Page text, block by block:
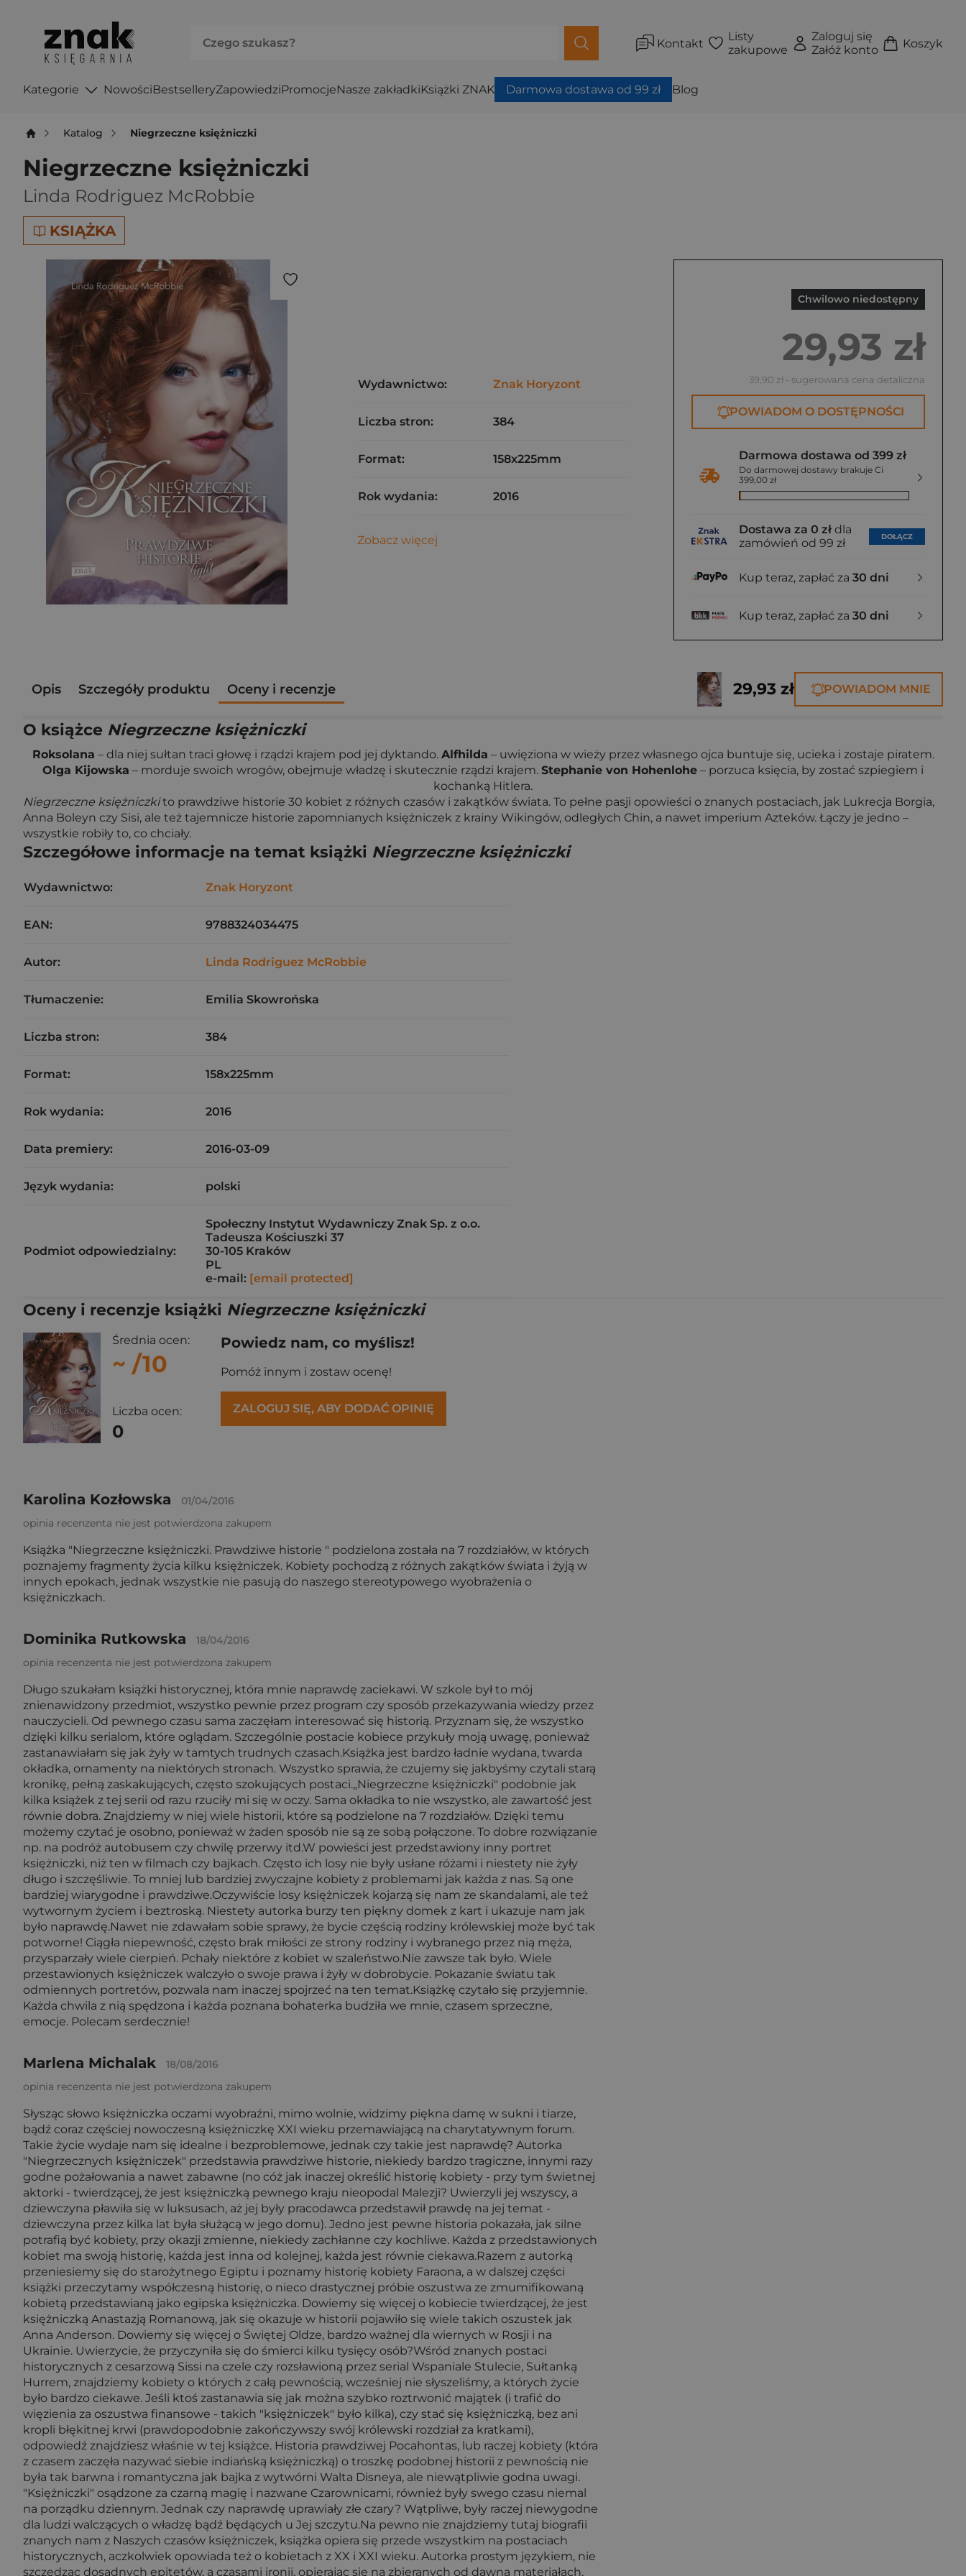
Kontakt
Listy
zakupowe
Zaloguj się
Załóż konto
Koszyk
Kategorie NowościBestselleryZapowiedziPromocjeNasze zakładkiKsiążki ZNAK Darmowa dostawa od 99 zł Blog
Katalog Niegrzeczne księżniczki
Niegrzeczne księżniczki
Linda Rodriguez McRobbie
KSIĄŻKA
Chwilowo niedostępny
29,93 zł
39,90 zł - sugerowana cena detaliczna
POWIADOM O DOSTĘPNOŚCI
Darmowa dostawa od 399 zł
Do darmowej dostawy brakuje Ci
399,00 zł
Dostawa za 0 zł dla
zamówień od 99 zł
DOŁĄCZ
Kup teraz, zapłać za 30 dni
Kup teraz, zapłać za 30 dni
Wydawnictwo: Znak Horyzont
Liczba stron: 384
Format: 158x225mm
Rok wydania: 2016
Zobacz więcej
Opis Szczegóły produktu Oceny i recenzje 29,93 zł POWIADOM MNIE
O książce Niegrzeczne księżniczki
Roksolana – dla niej sułtan traci głowę i rządzi krajem pod jej dyktando. Alfhilda – uwięziona w wieży przez własnego ojca buntuje się, ucieka i zostaje piratem.
Olga Kijowska – morduje swoich wrogów, obejmuje władzę i skutecznie rządzi krajem. Stephanie von Hohenlohe – porzuca księcia, by zostać szpiegiem i
kochanką Hitlera.
Niegrzeczne księżniczkito prawdziwe historie 30 kobiet z różnych czasów i zakątków świata. To pełne pasji opowieści o znanych postaciach, jak Lukrecja Borgia,
Anna Boleyn czy Sisi, ale też tajemnicze historie zapomnianych księżniczek z krainy Wikingów, odległych Chin, a nawet imperium Azteków. Łączy je jedno –
wszystkie robiły to, co chciały.
Szczegółowe informacje na temat książki Niegrzeczne księżniczki
Wydawnictwo: Znak Horyzont
EAN: 9788324034475
Autor: Linda Rodriguez McRobbie
Tłumaczenie: Emilia Skowrońska
Liczba stron: 384
Format: 158x225mm
Rok wydania: 2016
Data premiery: 2016-03-09
Język wydania: polski
Podmiot odpowiedzialny:
Społeczny Instytut Wydawniczy Znak Sp. z o.o.
Tadeusza Kościuszki 37
30-105 Kraków
PL
e-mail: [email protected]
Oceny i recenzje książki Niegrzeczne księżniczki
Średnia ocen:
~ /10
Liczba ocen:
0
Powiedz nam, co myślisz!
Pomóż innym i zostaw ocenę!
ZALOGUJ SIĘ, ABY DODAĆ OPINIĘ
Karolina Kozłowska
01/04/2016
opinia recenzenta nie jest potwierdzona zakupem
Książka "Niegrzeczne księżniczki. Prawdziwe historie " podzielona została na 7 rozdziałów, w których
poznajemy fragmenty życia kilku księżniczek. Kobiety pochodzą z różnych zakątków świata i żyją w
innych epokach, jednak wszystkie nie pasują do naszego stereotypowego wyobrażenia o
księżniczkach.
Dominika Rutkowska
18/04/2016
opinia recenzenta nie jest potwierdzona zakupem
Długo szukałam książki historycznej, która mnie naprawdę zaciekawi. W szkole był to mój
znienawidzony przedmiot, wszystko pewnie przez program czy sposób przekazywania wiedzy przez
nauczycieli. Od pewnego czasu sama zaczęłam interesować się historią. Przyznam się, że wszystko
dzięki kilku serialom, które oglądam. Szczególnie postacie kobiece przykuły moją uwagę, ponieważ
zastanawiałam się jak żyły w tamtych trudnych czasach.Książka jest bardzo ładnie wydana, twarda
okładka, ornamenty na niektórych stronach. Wszystko sprawia, że czujemy się jakbyśmy czytali starą
kronikę, pełną zaskakujących, często szokujących postaci.„Niegrzeczne księżniczki" podobnie jak
kilka książek z tej serii od razu rzuciły mi się w oczy. Sama okładka to nie wszystko, ale zawartość jest
równie dobra. Znajdziemy w niej wiele historii, które są podzielone na 7 rozdziałów. Dzięki temu
możemy czytać je osobno, ponieważ w żaden sposób nie są ze sobą połączone. To dobre rozwiązanie
np. na podróż autobusem czy chwilę przerwy itd.W powieści jest przedstawiony inny portret
księżniczki, niż ten w filmach czy bajkach. Często ich losy nie były usłane różami i niestety nie żyły
długo i szczęśliwie. To mniej lub bardziej zwyczajne kobiety z problemami jak każda z nas. Są one
bardziej wiarygodne i prawdziwe.Oczywiście losy księżniczek kojarzą się nam ze skandalami, ale też
wytwornym życiem i beztroską. Niestety autorka burzy ten piękny domek z kart i ukazuje nam jak
było naprawdę.Nawet nie zdawałam sobie sprawy, że bycie częścią rodziny królewskiej może być tak
potworne! Ciągła niepewność, często brak miłości ze strony rodziny i wybranego przez nią męża,
przysparzały wiele cierpień. Pchały niektóre z kobiet w szaleństwo.Nie zawsze tak było. Wiele
przestawionych księżniczek walczyło o swoje prawa i żyły w dobrobycie. Pokazanie światu tak
odmiennych portretów, pozwala nam inaczej spojrzeć na ten temat.Książkę czytało się przyjemnie.
Każda chwila z nią spędzona i każda poznana bohaterka budziła we mnie, czasem sprzeczne,
emocje. Polecam serdecznie!
Marlena Michalak
18/08/2016
opinia recenzenta nie jest potwierdzona zakupem
Słysząc słowo księżniczka oczami wyobraźni, mimo wolnie, widzimy piękna damę w sukni i tiarze,
bądź coraz częściej nowoczesną księżniczkę XXI wieku przemawiającą na charytatywnym forum.
Takie życie wydaje nam się idealne i bezproblemowe, jednak czy takie jest naprawdę? Autorka
"Niegrzecznych księżniczek" przedstawia prawdziwe historie, niekiedy bardzo tragiczne, innymi razy
godne pożałowania a nawet zabawne (no cóż jak inaczej określić historię kobiety - przy tym świetnej
aktorki - twierdzącej, że jest księżniczką pewnego kraju nieopodal Malezji? Uwierzyli jej wszyscy, a
dziewczyna pławiła się w luksusach, aż jej były pracodawca przedstawił prawdę na jej temat -
dziewczyna przez kilka lat była służącą w jego domu). Jedno jest pewne historia pokazała, jak silne
potrafią być kobiety, przy okazji zmienne, niekiedy zachłanne czy kochliwe. Każda z przedstawionych
kobiet ma swoją historię, każda jest inna od kolejnej, każda jest równie ciekawa.Razem z autorką
przeniesiemy się do starożytnego Egiptu i poznamy historię kobiety Faraona, a w dalszej części
książki przeczytamy współczesną historię, o nieco drastycznej próbie oszustwa ze zmumifikowaną
kobietą przedstawianą jako egipska księżniczka. Dowiemy się więcej o kobiecie twierdzącej, że jest
księżniczką Anastazją Romanową, jak się okazuje w historii pojawiło się wiele takich oszustek jak
Anna Anderson. Dowiemy się więcej o Świętej Oldze, bardzo ważnej dla wiernych w Rosji i na
Ukrainie. Uwierzycie, że przyczyniła się do śmierci kilku tysięcy osób?Wśród znanych postaci
historycznych z cesarzową Sissi na czele czy rozsławioną przez serial Wspaniale Stulecie, Sułtanką
Hurrem, znajdziemy kobiety o których z całą pewnością, wcześniej nie słyszeliśmy, a których życie
było bardzo ciekawe. Jeśli ktoś zastanawia się jak można szybko roztrwonić majątek (i trafić do
więzienia za oszustwa finansowe - takich "księżniczek" było kilka), czy stać się księżniczką, bez ani
kropli błękitnej krwi (prawdopodobnie zakończywszy swój królewski rozdział za kratkami),
odpowiedź znajdziesz właśnie w tej książce. Historia prawdziwej Pocahontas, lub raczej kobiety (która
z czasem zaczęła nazywać siebie indiańską księżniczką) o troszkę podobnej historii z pewnością nie
była tak barwna i romantyczna jak bajka z wytwórni Walta Disneya, ale niewątpliwie godna uwagi.
"Księżniczki" osądzone za czarną magię i nazwane Czarownicami, również były swego czasu niemal
na porządku dziennym. Jednak czy naprawdę uprawiały złe czary? Wątpliwe, były raczej niewygodne
dla ludzi walczących o władzę bądź będących u Jej szczytu.Na pewno nie znajdziemy tutaj biografii
znanych nam z Naszych czasów księżniczek, książka opiera się przede wszystkim na postaciach
historycznych, aczkolwiek opowiada też o kobietach z XX i XXI wieku. Autorka prostym językiem, nie
szczędząc dosadnych epitetów, a czasami ironii, opierając się na zbieranych od dawna materiałach,